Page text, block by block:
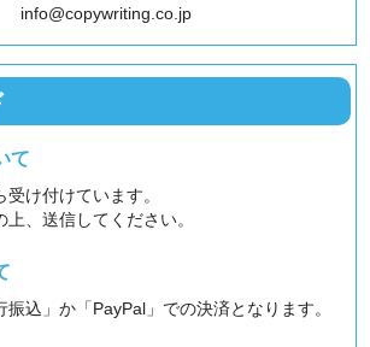
info@copywriting.co.jp
て
け付けています。
、送信してください。
振込」か「PayPal」での決済となります。